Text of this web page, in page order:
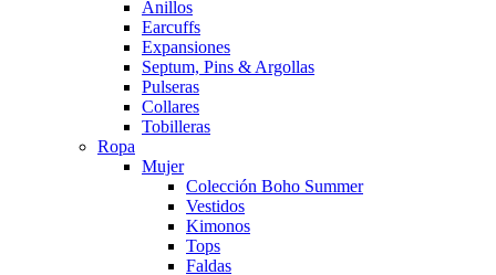
Anillos
Earcuffs
Expansiones
Septum, Pins & Argollas
Pulseras
Collares
Tobilleras
Ropa
Mujer
Colección Boho Summer
Vestidos
Kimonos
Tops
Faldas